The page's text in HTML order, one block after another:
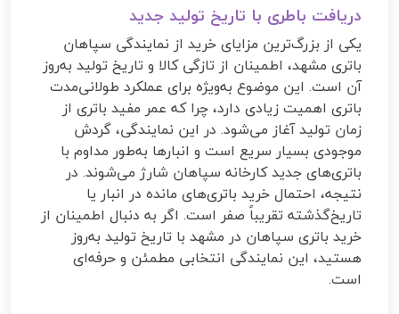
دریافت باطری با تاریخ تولید جدید
یکی از بزرگ‌ترین مزایای خرید از نمایندگی سپاهان
باتری مشهد، اطمینان از تازگی کالا و تاریخ تولید به‌روز
آن است. این موضوع به‌ویژه برای عملکرد طولانی‌مدت
باتری اهمیت زیادی دارد، چرا که عمر مفید باتری از
زمان تولید آغاز می‌شود. در این نمایندگی، گردش
موجودی بسیار سریع است و انبارها به‌طور مداوم با
باتری‌های جدید کارخانه سپاهان شارژ می‌شوند. در
نتیجه، احتمال خرید باتری‌های مانده در انبار یا
تاریخ‌گذشته تقریباً صفر است. اگر به دنبال اطمینان از
خرید باتری سپاهان در مشهد با تاریخ تولید به‌روز
هستید، این نمایندگی انتخابی مطمئن و حرفه‌ای
است.